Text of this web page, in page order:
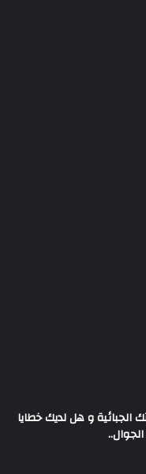
و هل لديك خطايا